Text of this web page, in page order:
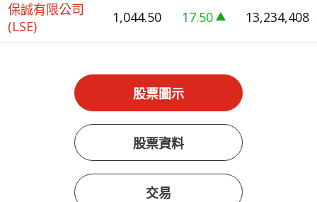
保誠有限公司
(LSE)
1,044.50 17.50 13,234,408
股票圖示
股票資料
交易